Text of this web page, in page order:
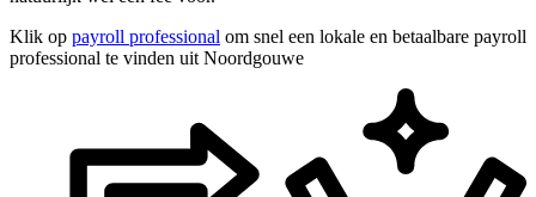
Klik op payroll professional om snel een lokale en betaalbare payroll
professional te vinden uit Noordgouwe